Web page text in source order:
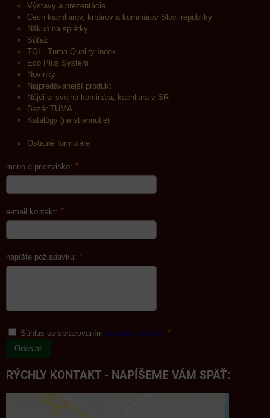
Výstavy a prezentácie
Cech kachliarov, krbárov a kominárov Slov. republiky
Nákup na splátky
Súťaž
TQI - Tuma Quality Index
Eco Plus System
Novinky
Najpredávanejší produkt
Nájdi si svojho kominára, kachliara v SR
Bazár TUMA
Katalógy (na stiahnutie)
Ostatné formuláre
meno a priezvisko: *
e-mail kontakt: *
napíšte požiadavku: *
Súhlas so spracovaním osobných údajov *
Odoslať
RÝCHLY KONTAKT - NAPÍŠEME VÁM SPÄŤ: